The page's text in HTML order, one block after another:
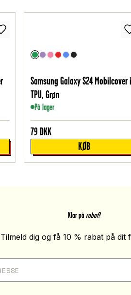
Samsung Galaxy S24 Mobilcover i
TPU, Grøn
På lager
79 DKK
KØB
Klar på rabat?
Tilmeld dig og få 10 % rabat på dit